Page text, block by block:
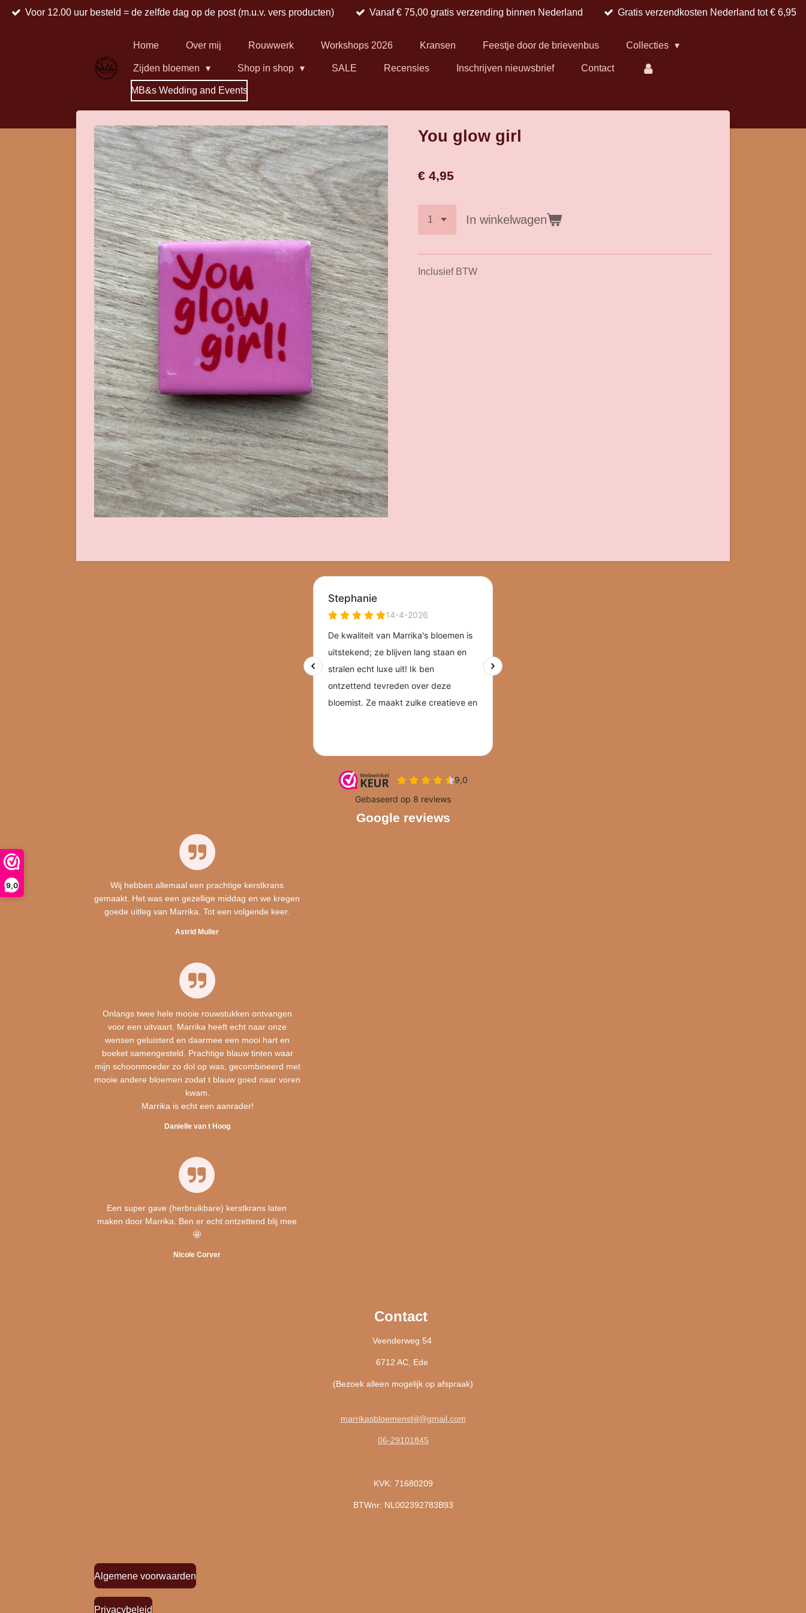
9,0
Ga
Voor 12.00 uur besteld = de zelfde dag op de post (m.u.v. vers producten) Vanaf € 75,00 gratis verzending binnen Nederland Gratis verzendkosten Nederland tot € 6,95
Home Over mij Rouwwerk Workshops 2026 Kransen Feestje door de brievenbus Collecties
Zijden bloemen Shop in shop SALE Recensies Inschrijven nieuwsbrief Contact
MB&s Wedding and Events
You glow girl
€ 4,95
In winkelwagen
Inclusief BTW
Google reviews
Wij hebben allemaal een prachtige kerstkrans
gemaakt. Het was een gezellige middag en we kregen
goede uitleg van Marrika. Tot een volgende keer.
Astrid Muller
Onlangs twee hele mooie rouwstukken ontvangen
voor een uitvaart. Marrika heeft echt naar onze
wensen geluisterd en daarmee een mooi hart en
boeket samengesteld. Prachtige blauw tinten waar
mijn schoonmoeder zo dol op was, gecombineerd met
mooie andere bloemen zodat t blauw goed naar voren
kwam.
Marrika is echt een aanrader!
Danielle van t Hoog
Een super gave (herbruikbare) kerstkrans laten
maken door Marrika. Ben er echt ontzettend blij mee
🤩
Nicole Corver
Contact
Veenderweg 54
6712 AC, Ede
(Bezoek alleen mogelijk op afspraak)
marrikasbloemenstijl@gmail.com
06-29101845
KVK: 71680209
BTWnr: NL002392783B93
Algemene voorwaarden
Privacybeleid